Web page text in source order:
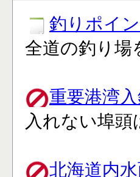
釣りポイ
全道の釣り場
重要港湾
入れない埠
北海道内